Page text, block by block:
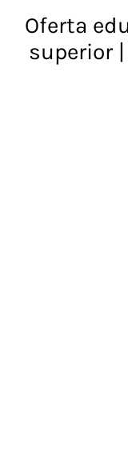
contenido
Oferta
superior